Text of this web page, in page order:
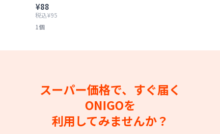
¥88
税込¥95
1個
スーパー価格で、すぐ届く
ONIGOを
利用してみませんか？